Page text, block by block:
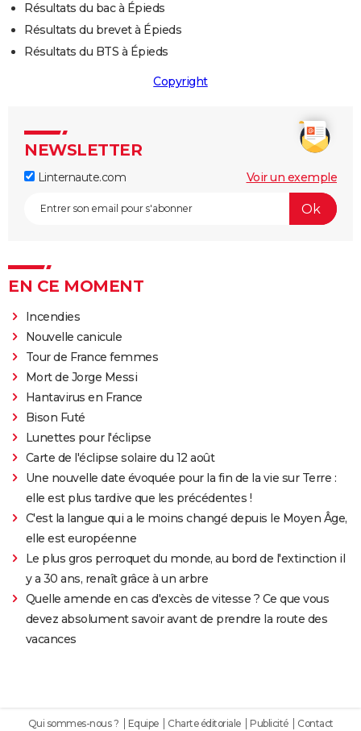
Résultats du bac à Épieds
Résultats du brevet à Épieds
Résultats du BTS à Épieds
Copyright
NEWSLETTER
Linternaute.com Voir un exemple
EN CE MOMENT
Incendies
Nouvelle canicule
Tour de France femmes
Mort de Jorge Messi
Hantavirus en France
Bison Futé
Lunettes pour l'éclipse
Carte de l'éclipse solaire du 12 août
Une nouvelle date évoquée pour la fin de la vie sur Terre :
elle est plus tardive que les précédentes !
C'est la langue qui a le moins changé depuis le Moyen Âge,
elle est européenne
Le plus gros perroquet du monde, au bord de l'extinction il
y a 30 ans, renaît grâce à un arbre
Quelle amende en cas d'excès de vitesse ? Ce que vous
devez absolument savoir avant de prendre la route des
vacances
Qui sommes-nous ? Equipe Charte éditoriale Publicité Contact